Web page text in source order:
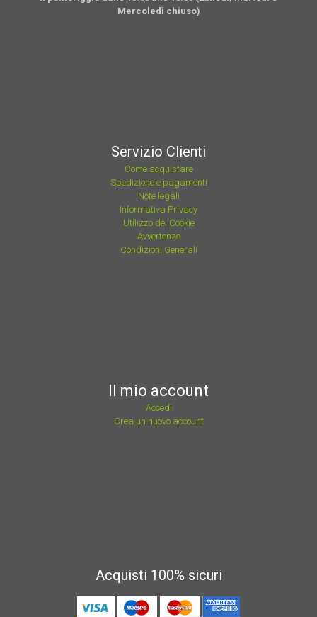
Mercoledì chiuso)
Servizio Clienti
Come acquistare
Spedizione e pagamenti
Note legali
Informativa Privacy
Utilizzo dei Cookie
Avvertenze
Condizioni Generali
Il mio account
Accedi
Crea un nuovo account
Acquisti 100% sicuri